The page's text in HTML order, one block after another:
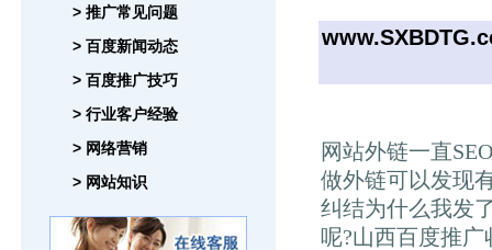
> 推广常见问题
> 百度新闻动态
> 百度推广技巧
> 行业客户经验
> 网络营销
> 网站知识
网站外链一直
做外链可以发现
纠结为什么我发
呢?山西百度推